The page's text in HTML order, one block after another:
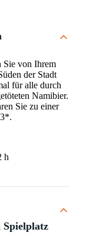
Sie von Ihrem
der Stadt
für alle durch
Namibier.
Sie zu einer
h
Spielplatz